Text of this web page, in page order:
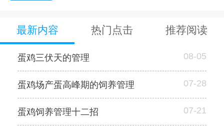
最新内容 热门点击 推荐阅读
蛋鸡三伏天的管理 08-05
蛋鸡场产蛋高峰期的饲养管理 07-28
蛋鸡饲养管理十二招 07-21